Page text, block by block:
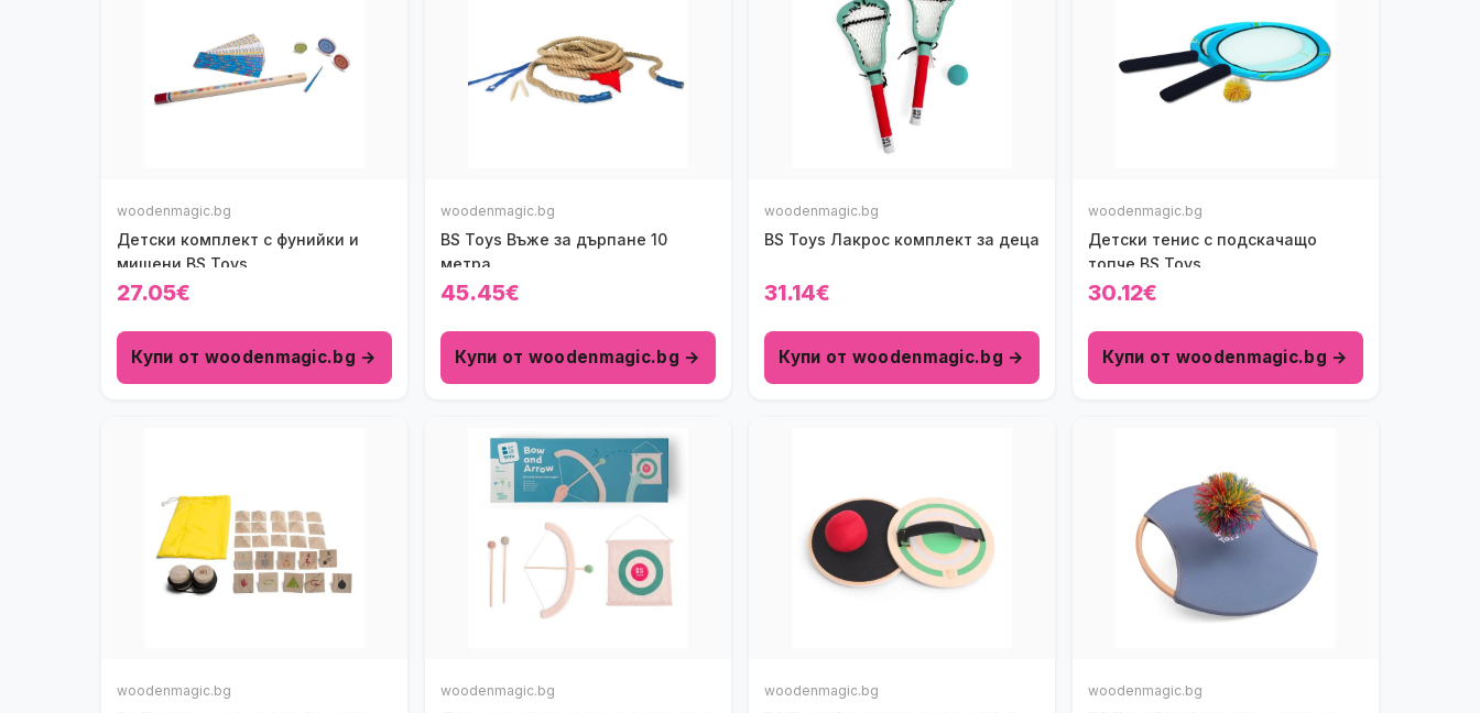
woodenmagic.bg
Детски комплект с фунийки и
мишени BS Toys
27.05€
Купи от woodenmagic.bg →
woodenmagic.bg
BS Toys Въже за дърпане 10
метра
45.45€
Купи от woodenmagic.bg →
woodenmagic.bg
BS Toys Лакрос комплект за деца
31.14€
Купи от woodenmagic.bg →
woodenmagic.bg
Детски тенис с подскачащо
топче BS Toys
30.12€
Купи от woodenmagic.bg →
woodenmagic.bg woodenmagic.bg woodenmagic.bg woodenmagic.bg